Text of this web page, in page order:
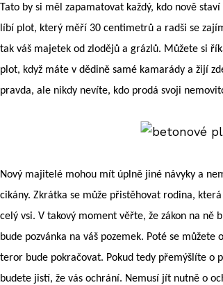
Tato by si měl zapamatovat každý, kdo nově staví
líbí plot, který měří 30 centimetrů a radši se
tak váš majetek od zlodějů a grázlů. Můžete si
plot, když máte v dědině samé kamarády a žijí
pravda, ale nikdy nevíte, kdo prodá svoji
Nový majitelé mohou mít úplně jiné návyky a
cikány. Zkrátka se může přistěhovat rodina,
celý vsi. V takový moment věřte, že zákon na ně
bude pozvánka na váš pozemek. Poté se
teror bude pokračovat. Pokud tedy přemýšlíte o
budete jistí, že vás ochrání. Nemusí jít nutně o